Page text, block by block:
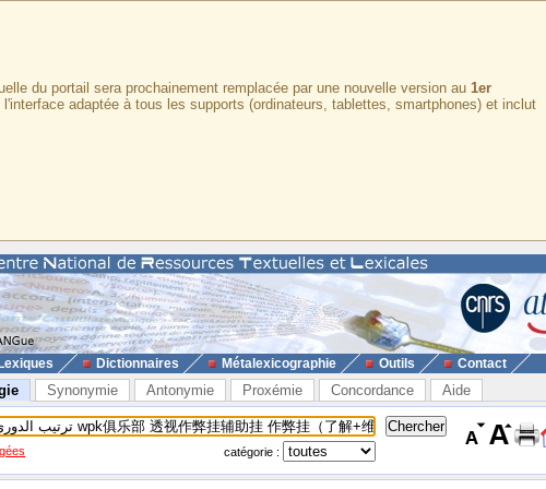
du portail sera prochainement remplacée par une nouvelle version au 1er
adaptée à tous les supports (ordinateurs, tablettes, smartphones) et inclut
Lexiques Dictionnaires Métalexicographie Outils Contact
Synonymie Antonymie Proxémie Concordance Aide
catégorie :